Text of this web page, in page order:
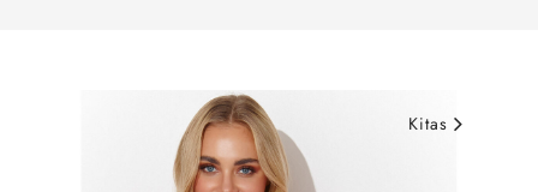
Kitas